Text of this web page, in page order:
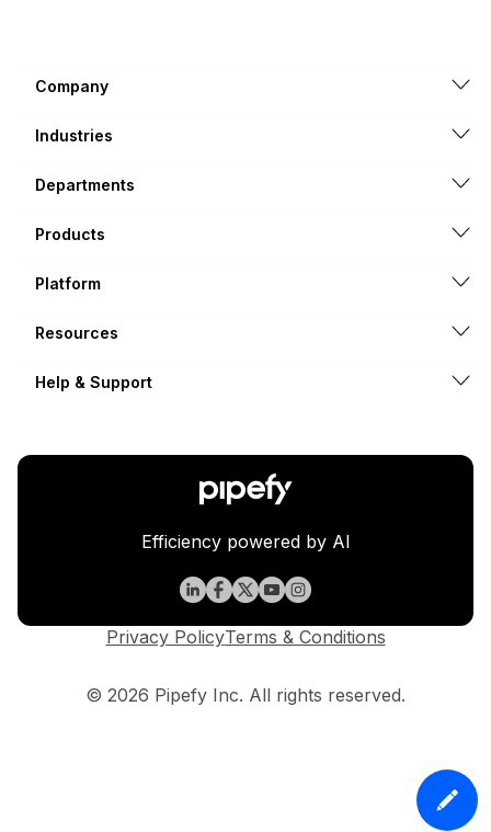
Company
Industries
Departments
Products
Platform
Resources
Help & Support
Efficiency powered by AI
© 2026 Pipefy Inc. All rights reserved.
Privacy PolicyTerms & Conditions